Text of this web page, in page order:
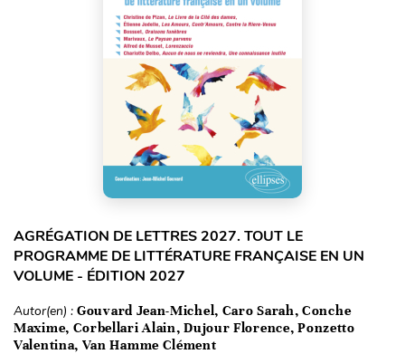
AGRÉGATION DE LETTRES 2027. TOUT LE
PROGRAMME DE LITTÉRATURE FRANÇAISE EN UN
VOLUME - ÉDITION 2027
Autor(en) : Gouvard Jean-Michel, Caro Sarah, Conche
Maxime, Corbellari Alain, Dujour Florence, Ponzetto
Valentina, Van Hamme Clément